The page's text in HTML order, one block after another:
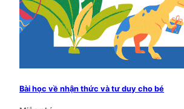
Bài học về nhận thức và tư duy cho bé